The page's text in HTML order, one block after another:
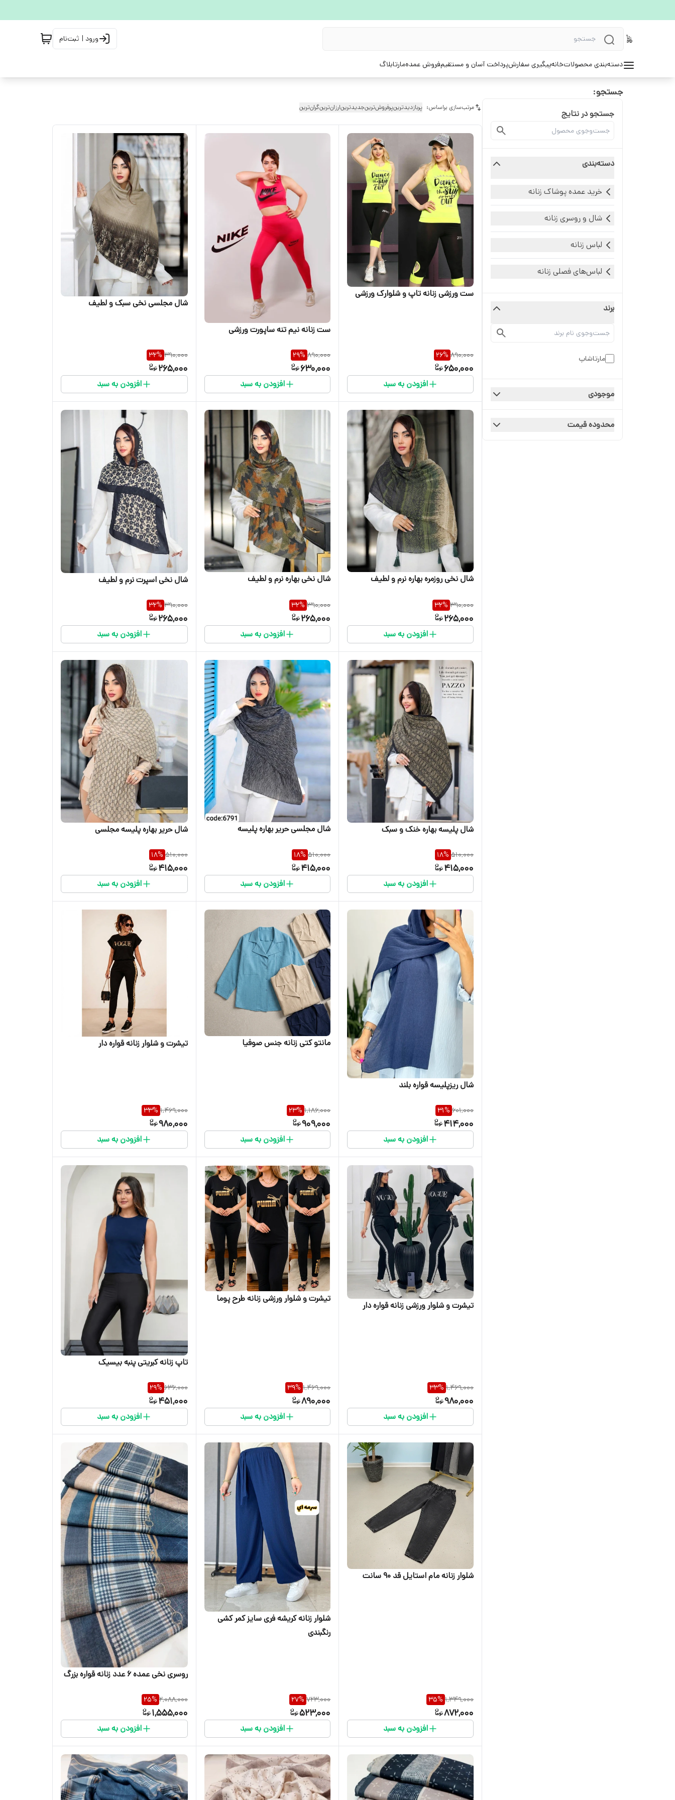
ورود | ثبت‌نام
دسته‌بندی محصولاتخانهپیگیری سفارشپرداخت آسان و مستقیمفروش عمدهمارتابلاگ
جستجو:
جستجو در نتایج
دسته‌بندی
خرید عمده پوشاک زنانه
شال و روسری زنانه
لباس زنانه
لباس‌های فصلی زنانه
برند
مارتاشاپ
موجودی
محدوده قیمت
مرتب‌سازی براساس: پربازدیدترینپرفروش‌ترینجدیدترینارزان‌ترینگران‌ترین
ست ورزشی زنانه تاپ و شلوارک ورزشی
890,000
26%
650,000
افزودن به سبد
ست زنانه نیم تنه ساپورت ورزشی
890,000
29%
630,000
افزودن به سبد
شال مجلسی نخی سبک و لطیف
390,000
32%
265,000
افزودن به سبد
شال نخی روزمره بهاره نرم و لطیف
390,000
32%
265,000
افزودن به سبد
شال نخی بهاره نرم و لطیف
390,000
32%
265,000
افزودن به سبد
شال نخی اسپرت نرم و لطیف
390,000
32%
265,000
افزودن به سبد
شال پلیسه بهاره خنک و سبک
510,000
18%
415,000
افزودن به سبد
شال مجلسی حریر بهاره پلیسه
510,000
18%
415,000
افزودن به سبد
شال حریر بهاره پلیسه مجلسی
510,000
18%
415,000
افزودن به سبد
شال ریزپلیسه قواره بلند
601,000
31%
414,000
افزودن به سبد
مانتو کتی زنانه جنس صوفیا
1,186,000
23%
909,000
افزودن به سبد
تیشرت و شلوار زنانه قواره دار
1,469,000
33%
980,000
افزودن به سبد
تیشرت و شلوار ورزشی زنانه قواره دار
1,469,000
33%
980,000
افزودن به سبد
تیشرت و شلوار ورزشی زنانه طرح پوما
1,469,000
39%
890,000
افزودن به سبد
تاپ زنانه کبریتی پنبه بیسیک
636,000
29%
451,000
افزودن به سبد
شلوار زنانه مام استایل قد 90 سانت
1,349,000
35%
872,000
افزودن به سبد
شلوار زنانه کریشه فری سایز کمر کشی
رنگبندی
723,000
27%
523,000
افزودن به سبد
روسری نخی عمده ۶ عدد زنانه قواره بزرگ
2,088,000
25%
1,555,000
افزودن به سبد